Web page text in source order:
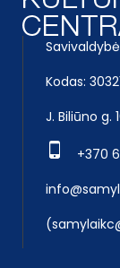
Kodas:
J. Biliūno g.
+370